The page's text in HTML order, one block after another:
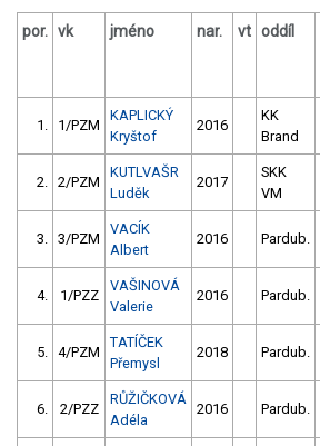
por. vk jméno nar. vt oddíl
1. 1/PZM
KAPLICKÝ
Kryštof
2016
KK
Brand
2. 2/PZM
KUTLVAŠR
Luděk
2017
SKK
VM
3. 3/PZM
VACÍK
Albert
2016 Pardub.
4. 1/PZZ
VAŠINOVÁ
Valerie
2016 Pardub.
5. 4/PZM
TATÍČEK
Přemysl
2018 Pardub.
6. 2/PZZ
RŮŽIČKOVÁ
Adéla
2016 Pardub.